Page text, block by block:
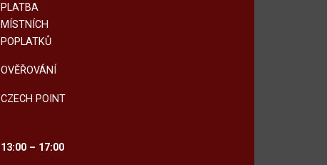
PLATBA
MÍSTNÍCH
POPLATKŮ
OVĚŘOVÁNÍ
CZECH POINT
13:00 – 17:00